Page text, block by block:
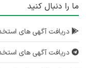
ما را دنبال کنید
دریافت آگهی های
دریافت آگهی های